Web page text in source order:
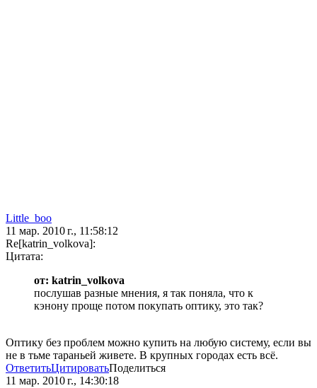
Little_boo
11 мар. 2010 г., 11:58:12
Re[katrin_volkova]:
Цитата:
от: katrin_volkova
послушав разные мнения, я так поняла, что к
кэнону проще потом покупать оптику, это так?
Оптику без проблем можно купить на любую систему, если вы
не в тьме тараньей живете. В крупных городах есть всё.
ОтветитьЦитироватьПоделиться
11 мар. 2010 г., 14:30:18